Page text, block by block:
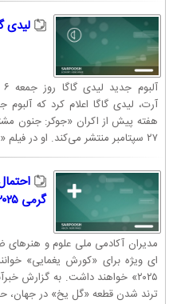
لیدی
۲۷ سپتامبر منتشر می‌کند. او در فیلم «تاد فیلیپس» نقش «هارلی کوئین...
گرمی ۲۰۲۵
مدیران آکادمی ملی علوم و هنرهای
ای ویژه برای «کورش یغمایی»
۲۰۲۵» خواهند داشت. به گزارش
ترند شدن قطعه «گل یخ» در جهان،